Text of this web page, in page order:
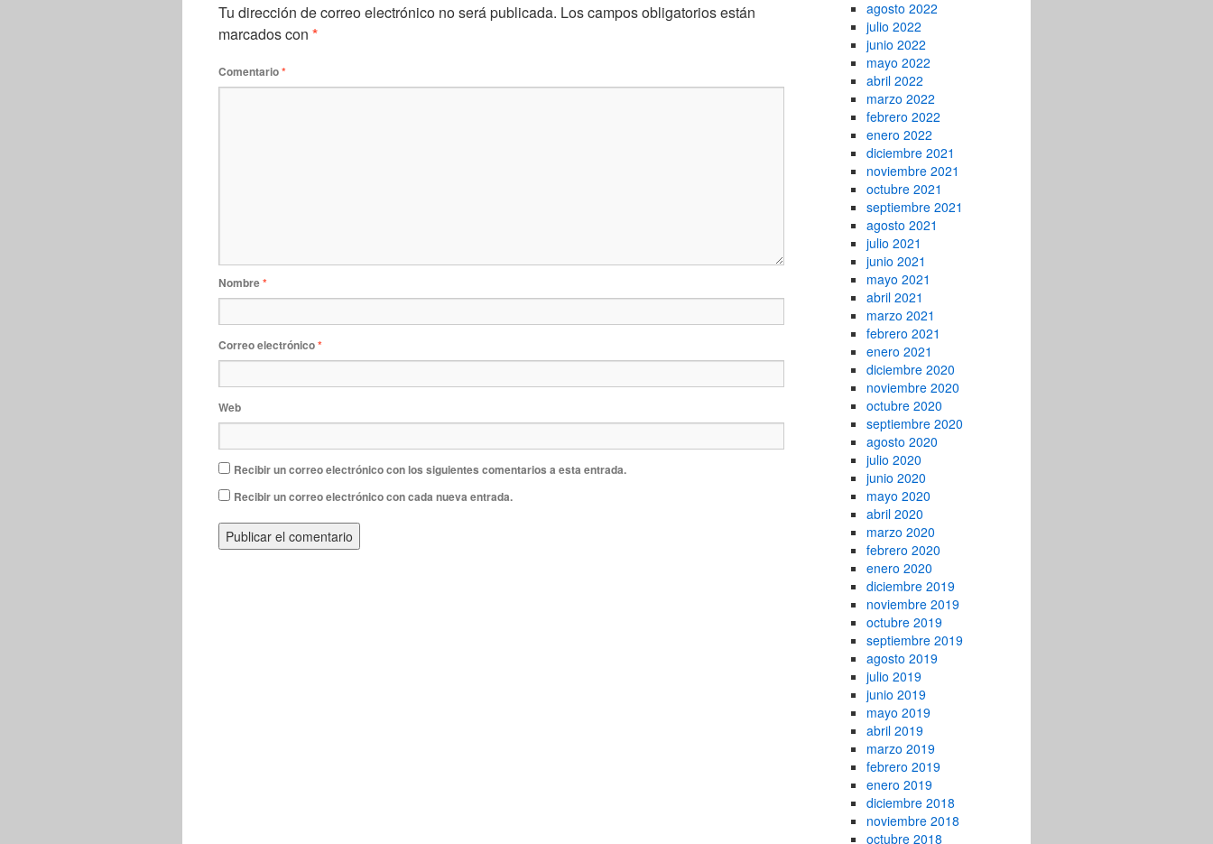
Tu dirección de correo electrónico no será publicada. Los campos obligatorios están
marcados con *
Comentario*
Nombre*
Correo electrónico*
Web
Recibir un correo electrónico con los siguientes comentarios a esta entrada.
Recibir un correo electrónico con cada nueva entrada.
agosto 2022
julio 2022
junio 2022
mayo 2022
abril 2022
marzo 2022
febrero 2022
enero 2022
diciembre 2021
noviembre 2021
octubre 2021
septiembre 2021
agosto 2021
julio 2021
junio 2021
mayo 2021
abril 2021
marzo 2021
febrero 2021
enero 2021
diciembre 2020
noviembre 2020
octubre 2020
septiembre 2020
agosto 2020
julio 2020
junio 2020
mayo 2020
abril 2020
marzo 2020
febrero 2020
enero 2020
diciembre 2019
noviembre 2019
octubre 2019
septiembre 2019
agosto 2019
julio 2019
junio 2019
mayo 2019
abril 2019
marzo 2019
febrero 2019
enero 2019
diciembre 2018
noviembre 2018
octubre 2018